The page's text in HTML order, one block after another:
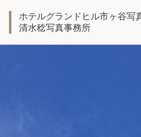
ホテルグランドヒル市ヶ谷写
清水稔写真事務所